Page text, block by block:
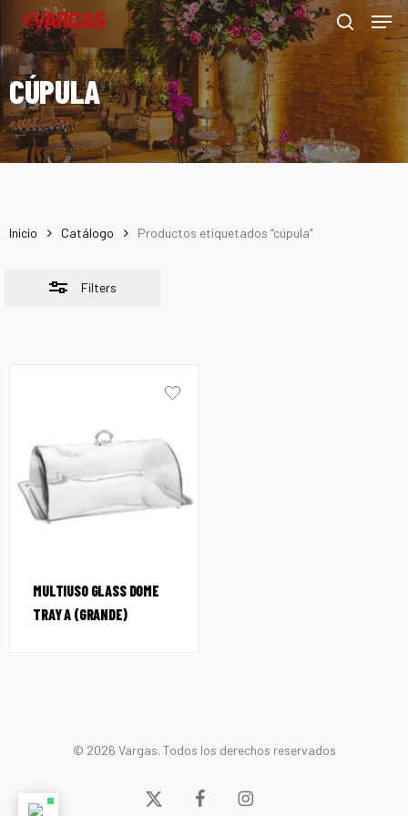
Skip
main
content
search
Menu
CÚPULA
Inicio Catálogo Productos etiquetados “cúpula”
Filters
Close
Filters
MULTIUSO GLASS DOME
TRAY A (GRANDE)
© 2026 Vargas. Todos los derechos reservados
x-
facebookinstagram
Menu